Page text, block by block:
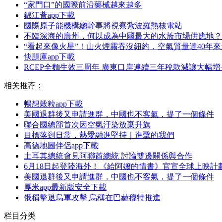
“家門口”的國際前沿藥械越來越多
錦江薈app下載
國際原子能機構總幹事將視察紮波羅熱核電站
不臨深海的廣州，何以成為中國最大的水族市場供應地？
“看起來像火星”！山火煙霧吞沒紐約，空氣質量達40年
快題庫app下載
RCEP全麵生效三周年 廣東口岸連續三年稅款減讓大幅增
相关推荐：
暢想穀粒app下載
美國退群後又申請進群，中國也不客氣，提了一個條件
聯合國總部首次因空氣汙染放棄升旗
目標落到日常，熱愛融進堅持｜進擊的我們
高德地圖伴侶app下載
土耳其總統會見阿聯酋總統 討論雙邊關係與合作
6月18日起登陸海外！《給阿嬤的情書》官宣全球上映計
美國退群後又申請進群，中國也不客氣，提了一個條件
厚米app最新版安全下載
俄稱擊退烏軍攻擊 烏稱在巴赫穆特推進
栏目分类